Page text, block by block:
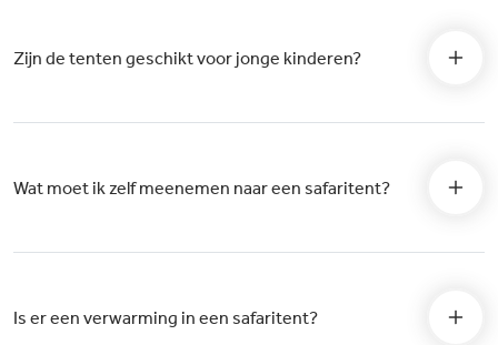
Zijn de tenten geschikt voor jonge kinderen?
Wat moet ik zelf meenemen naar een safaritent?
Is er een verwarming in een safaritent?